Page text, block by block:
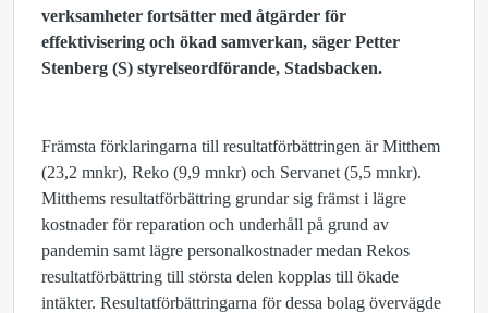
verksamheter fortsätter med åtgärder för
effektivisering och ökad samverkan, säger Petter
Stenberg (S) styrelseordförande, Stadsbacken.
Främsta förklaringarna till resultatförbättringen är Mitthem
(23,2 mnkr), Reko (9,9 mnkr) och Servanet (5,5 mnkr).
Mitthems resultatförbättring grundar sig främst i lägre
kostnader för reparation och underhåll på grund av
pandemin samt lägre personalkostnader medan Rekos
resultatförbättring till största delen kopplas till ökade
intäkter. Resultatförbättringarna för dessa bolag övervägde